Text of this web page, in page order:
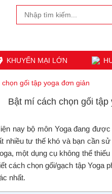
KHUYẾN MẠI LỚN
chọn gối tập yoga đơn giản
Bật mí cách chọn gối tập
nay bộ môn Yoga đang
nhiều tư thế khó và bạn cần
một dụng cụ không thể
cách chọn gối/gạch tập Yoga
nhất.